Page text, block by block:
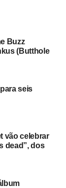
Buzz
(Butthole
seis
vão celebrar
dead”, dos